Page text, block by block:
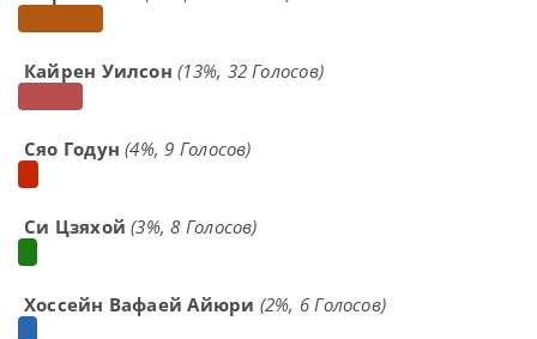
Кайрен Уилсон (13%, 32 Голосов)
Сяо Годун (4%, 9 Голосов)
Си Цзяхой (3%, 8 Голосов)
Хоссейн Вафаей Айюри (2%, 6 Голосов)